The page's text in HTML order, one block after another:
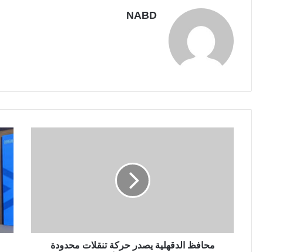
NABD
محافظ الدقهلية يصدر حركة تنقلات محدودة